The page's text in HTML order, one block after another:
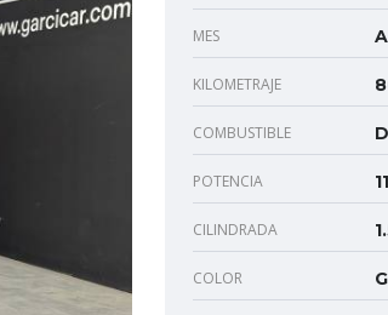
MES
KILOMETRAJE
COMBUSTIBLE
POTENCIA
CILINDRADA
COLOR